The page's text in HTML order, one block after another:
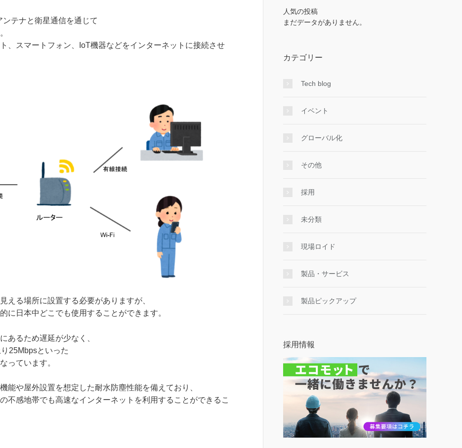
テナと衛星通信を通じて
、スマートフォン、IoT機器などをインターネットに接続させ
える場所に設置する必要がありますが、
に日本中どこでも使用することができます。
あるため遅延が少なく、
25Mbpsといった
っています。
能や屋外設置を想定した耐水防塵性能を備えており、
不感地帯でも高速なインターネットを利用することができるこ
人気の投稿
まだデータがありません。
カテゴリー
Tech blog
イベント
グローバル化
その他
採用
未分類
現場ロイド
製品・サービス
製品ピックアップ
採用情報